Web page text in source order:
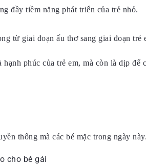
đầy tiềm năng phát triển của trẻ nhỏ.
từ giai đoạn ấu thơ sang giai đoạn trẻ
phúc của trẻ em, mà còn là dịp để
thống mà các bé mặc trong ngày